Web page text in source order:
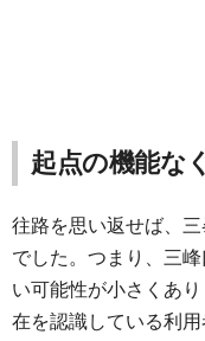
起点の機能なく
往路を思い返せば、
でした。つまり、三
い可能性が小さくあ
在を認識している利